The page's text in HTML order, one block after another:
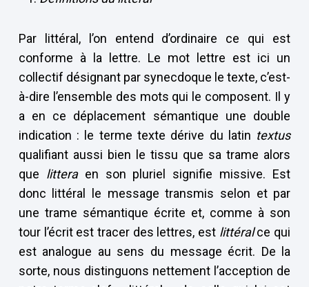
Par littéral, l’on entend d’ordinaire ce qui est
conforme à la lettre. Le mot lettre est ici un
collectif désignant par synecdoque le texte, c’est-
à-dire l’ensemble des mots qui le composent. Il y
a en ce déplacement sémantique une double
indication : le terme texte dérive du latin textus
qualifiant aussi bien le tissu que sa trame alors
que litteraen son pluriel signifie missive. Est
donc littéral le message transmis selon et par
une trame sémantique écrite et, comme à son
tour l’écrit est tracer des lettres, est littéralce qui
est analogue au sens du message écrit. De la
sorte, nous distinguons nettement l’acception de